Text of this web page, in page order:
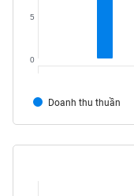
Doanh thu thuần
0
5
NGHIỆP
TIÊU